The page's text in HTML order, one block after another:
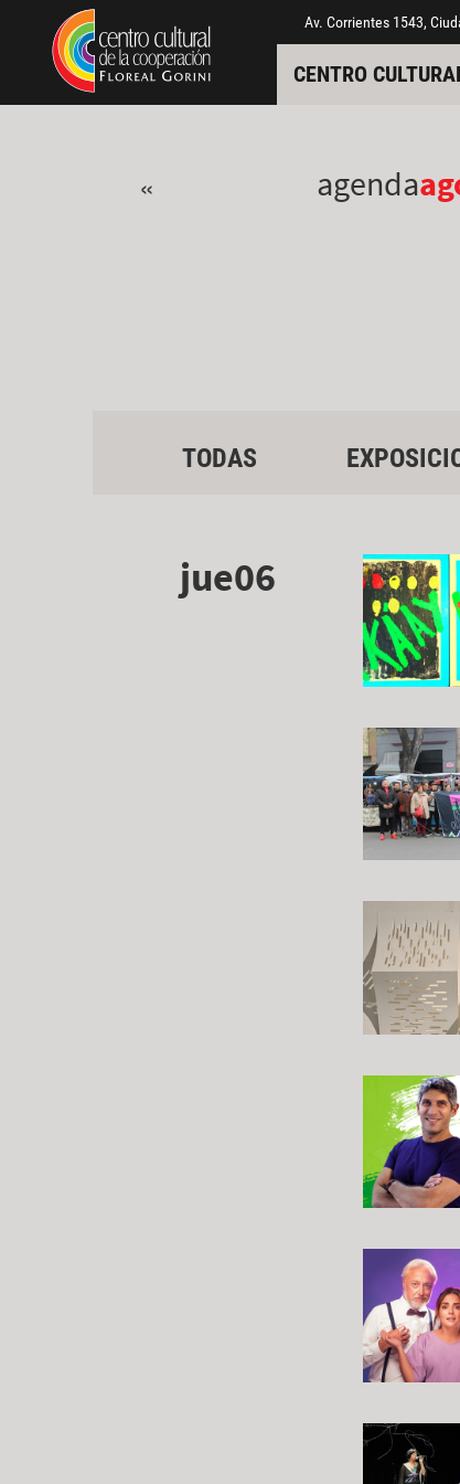
Pasar al contenido principal
Jump to main content Av. Corrientes 1543,
CENTRO
« agenda
TODAS
jue06